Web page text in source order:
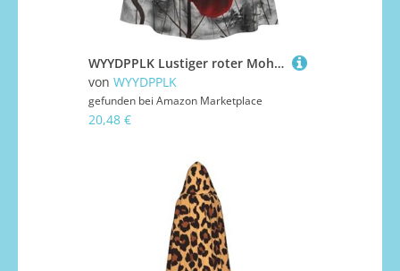
WYYDPPLK Lustiger roter Mohnblumen-Umhang mit Kapuze für Erwachsene – Unisex, Halloween, Weihnachten, Cosplay-Umhang
von WYYDPPLK
gefunden bei Amazon Marketplace
20,48 €